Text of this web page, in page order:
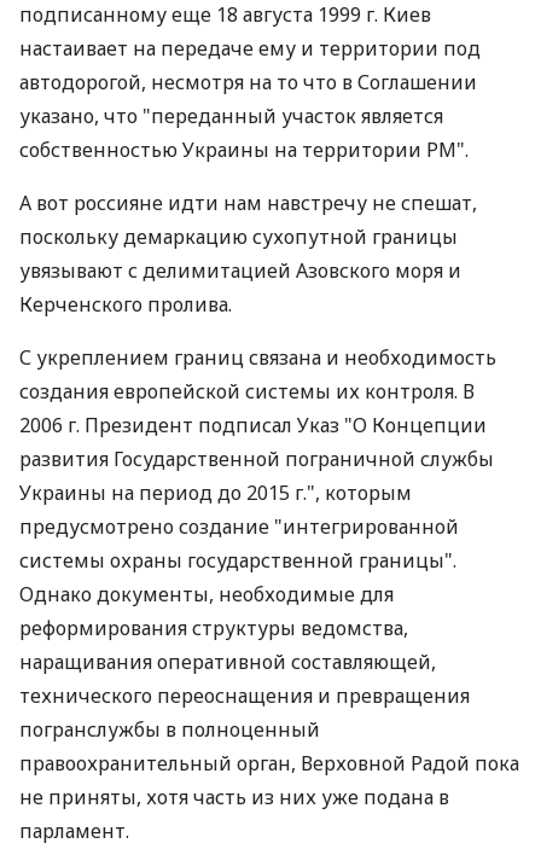
подписанному еще 18 августа 1999 г. Киев
настаивает на передаче ему и территории под
автодорогой, несмотря на то что в Соглашении
указано, что "переданный участок является
собственностью Украины на территории РМ".
А вот россияне идти нам навстречу не спешат,
поскольку демаркацию сухопутной границы
увязывают с делимитацией Азовского моря и
Керченского пролива.
С укреплением границ связана и необходимость
создания европейской системы их контроля. В
2006 г. Президент подписал Указ "О Концепции
развития Государственной пограничной службы
Украины на период до 2015 г.", которым
предусмотрено создание "интегрированной
системы охраны государственной границы".
Однако документы, необходимые для
реформирования структуры ведомства,
наращивания оперативной составляющей,
технического переоснащения и превращения
погранслужбы в полноценный
правоохранительный орган, Верховной Радой пока
не приняты, хотя часть из них уже подана в
парламент.